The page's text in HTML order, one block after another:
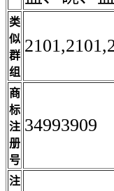
类
似
群
组
商
标
注
册
号
34993909
注